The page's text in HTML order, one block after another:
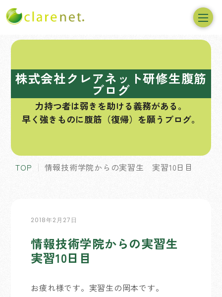
株式会社クレアネット研修生腹筋
ブログ
力持つ者は弱きを助ける義務がある。
早く強きものに腹筋（復帰）を願うブログ。
TOP 情報技術学院からの実習生 実習10日目
2018年2月27日
情報技術学院からの実習生
実習10日目
お疲れ様です。実習生の岡本です。